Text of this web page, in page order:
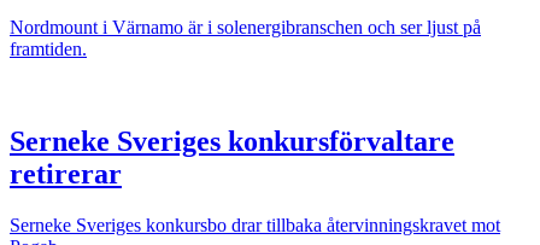
Nordmount i Värnamo är i solenergibranschen och ser ljust på
framtiden.
Serneke Sveriges konkursförvaltare
retirerar
Serneke Sveriges konkursbo drar tillbaka återvinningskravet mot